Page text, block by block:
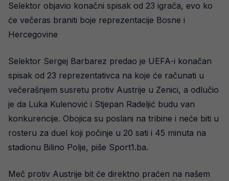
Selektor objavio konačni spisak od 23 igrača, evo ko
će večeras braniti boje reprezentacije Bosne i
Hercegovine
Selektor Sergej Barbarez predao je UEFA-i konačan
spisak od 23 reprezentativca na koje će računati u
večerašnjem susretu protiv Austrije u Zenici, a odlučio
je da Luka Kulenović i Stjepan Radeljić budu van
konkurencije. Obojica su poslani na tribine i neće biti u
rosteru za duel koji počinje u 20 sati i 45 minuta na
stadionu Bilino Polje, piše Sport1.ba.
Meč protiv Austrije bit će direktno praćen na našem